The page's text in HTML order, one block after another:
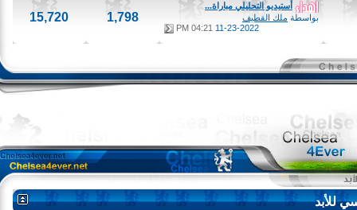
أستيديو التحليلي مباراة...
بواسطةملك القطيف
11-23-2022
04:21 PM
1,798
15,720